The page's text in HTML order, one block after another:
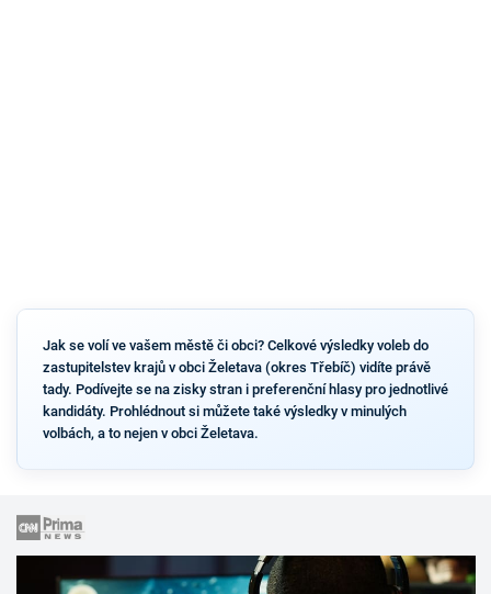
Jak se volí ve vašem městě či obci? Celkové výsledky voleb do
zastupitelstev krajů v obci Želetava (okres Třebíč) vidíte právě
tady. Podívejte se na zisky stran i preferenční hlasy pro jednotlivé
kandidáty. Prohlédnout si můžete také výsledky v minulých
volbách, a to nejen v obci Želetava.